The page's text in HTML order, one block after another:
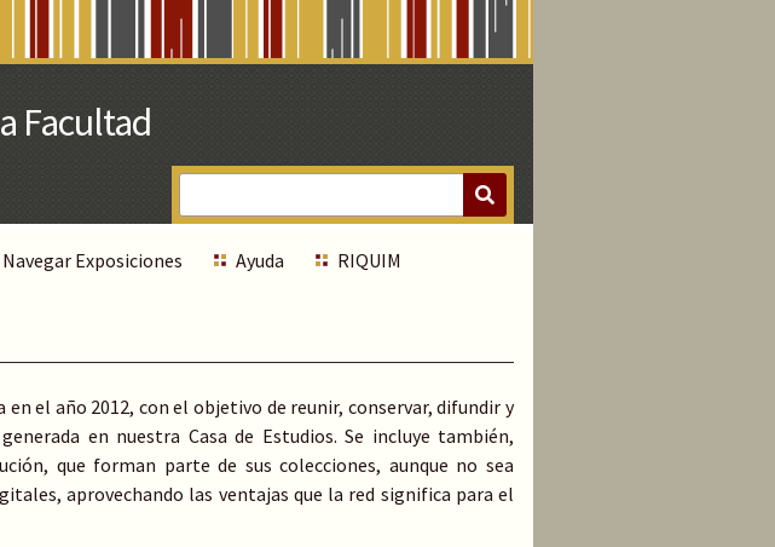
Navegar Exposiciones Ayuda RIQUIM
el año 2012, con el objetivo de reunir, conservar, difundir y
en nuestra Casa de Estudios. Se incluye también,
que forman parte de sus colecciones, aunque no sea
aprovechando las ventajas que la red significa para el